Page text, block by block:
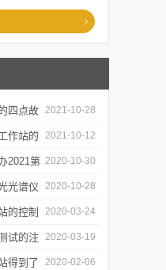
四点故 2021-10-28
作站的 2021-10-12
2021第
圈发展
2020-10-30
光谱仪 2020-10-28
的控制 2020-03-24
试的注 2020-03-19
得到了 2020-02-06